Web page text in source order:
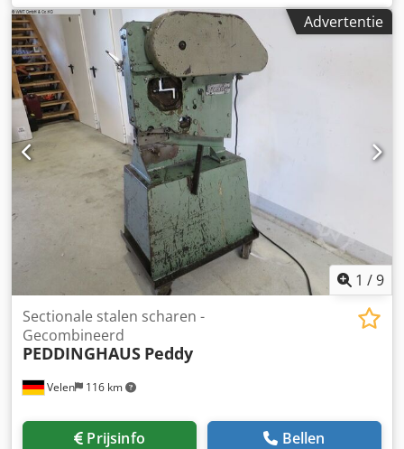
Ponskracht 190 kN Dcsdpjwm Rmnjfx Aiqsk Blikschaar: vlak
materiaal 100 x 11 mm Blikschaar: meslengte ca. 175 mm
Totaal benodigd vermogen 1,5 kW Gewicht van de machine
ca. 0,5 ton Machineafmetingen L x B x H 1,0 x 0,5 x 1,5 m
Advertentie
1 /9
Velen 116 km
Sectionale stalen scharen -
Gecombineerd
PEDDINGHAUS Peddy
Prijsinfo Bellen